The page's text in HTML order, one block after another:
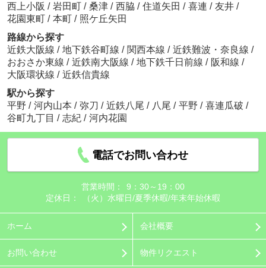
西上小阪 / 岩田町 / 桑津 / 西脇 / 住道矢田 / 喜連 / 友井 /
花園東町 / 本町 / 照ケ丘矢田
路線から探す
近鉄大阪線 / 地下鉄谷町線 / 関西本線 / 近鉄難波・奈良線 /
おおさか東線 / 近鉄南大阪線 / 地下鉄千日前線 / 阪和線 /
大阪環状線 / 近鉄信貴線
駅から探す
平野 / 河内山本 / 弥刀 / 近鉄八尾 / 八尾 / 平野 / 喜連瓜破 /
谷町九丁目 / 志紀 / 河内花園
電話でお問い合わせ
営業時間：
9：30～19：00
定休日：
（火）水曜日/夏季休暇/年末年始休暇
ホーム 会社概要
お問い合わせ 物件リクエスト